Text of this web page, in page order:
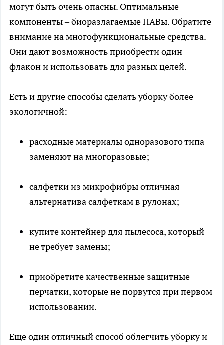
могут быть очень опасны. Оптимальные
компоненты – биоразлагаемые ПАВы. Обратите
внимание на многофункциональные средства.
Они дают возможность приобрести один
флакон и использовать для разных целей.
Есть и другие способы сделать уборку более
экологичной:
расходные материалы одноразового типа
заменяют на многоразовые;
салфетки из микрофибры отличная
альтернатива салфеткам в рулонах;
купите контейнер для пылесоса, который
не требует замены;
приобретите качественные защитные
перчатки, которые не порвутся при первом
использовании.
Еще один отличный способ облегчить уборку и